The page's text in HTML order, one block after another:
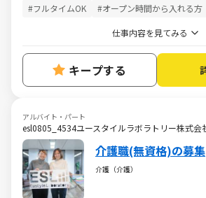
#フルタイムOK
#オープン時間から入れる方
仕事内容を見てみる
キープする
アルバイト・パート
esl0805_4534ユースタイルラボラトリー株式会
介護職(無資格)の募集
介護（介護）